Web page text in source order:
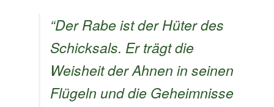
“Der Rabe ist der Hüter des
Schicksals. Er trägt die
Weisheit der Ahnen in seinen
Flügeln und die Geheimnisse